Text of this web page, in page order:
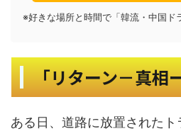
※好きな場所と時間で「韓流・中国ド
「リターン－真相
ある日、道路に放置された